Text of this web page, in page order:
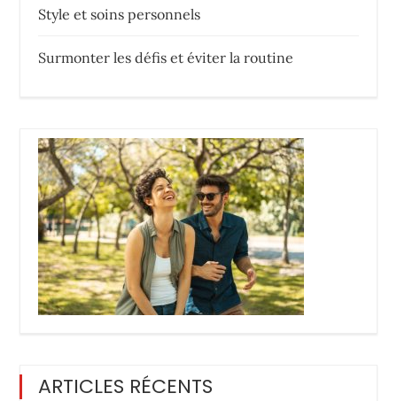
Style et soins personnels
Surmonter les défis et éviter la routine
ARTICLES RÉCENTS